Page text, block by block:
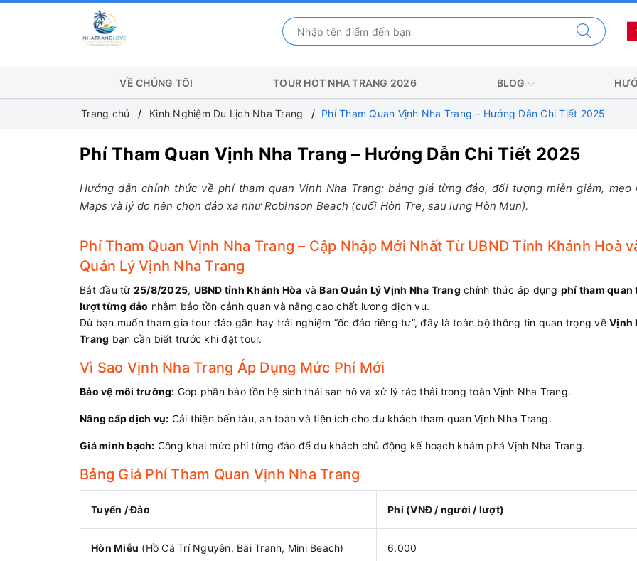
VỀ CHÚNG TÔI TOUR HOT NHA TRANG 2026 BLOG
Trang chủ Kinh Nghiệm Du Lịch Nha Trang Phí Tham Quan Vịnh Nha Trang – Hướng Dẫn Chi Tiết 2025
Phí Tham Quan Vịnh Nha Trang – Hướng Dẫn Chi Tiết 2025
Hướng dẫn chính thức về phí tham quan Vịnh Nha Trang: bảng giá từng đảo, đối tượng miễn giảm, mẹo
Maps và lý do nên chọn đảo xa như Robinson Beach (cuối Hòn Tre, sau lưng Hòn Mun).
Phí Tham Quan Vịnh Nha Trang – Cập Nhập Mới Nhất Từ UBND Tỉnh Khánh Hoà
Quản Lý Vịnh Nha Trang
Bắt đầu từ 25/8/2025, UBND tỉnh Khánh Hòa vàBan Quản Lý Vịnh Nha Trang chính thức áp dụng phí tham quan
lượt từng đảo nhằm bảo tồn cảnh quan và nâng cao chất lượng dịch vụ.
Dù bạn muốn tham gia tour đảo gần hay trải nghiệm “ốc đảo riêng tư”, đây là toàn bộ thông tin quan trọng về Vịnh
Trang bạn cần biết trước khi đặt tour.
Vì Sao Vịnh Nha Trang Áp Dụng Mức Phí Mới
Bảo vệ môi trường: Góp phần bảo tồn hệ sinh thái san hô và xử lý rác thải trong toàn Vịnh Nha Trang.
Nâng cấp dịch vụ: Cải thiện bến tàu, an toàn và tiện ích cho du khách tham quan Vịnh Nha Trang.
Giá minh bạch: Công khai mức phí từng đảo để du khách chủ động kế hoạch khám phá Vịnh Nha Trang.
Bảng Giá Phí Tham Quan Vịnh Nha Trang
Tuyến / Đảo Phí (VNĐ / người / lượt)
Hòn Miễu (Hồ Cá Trí Nguyên, Bãi Tranh, Mini Beach) 6.000